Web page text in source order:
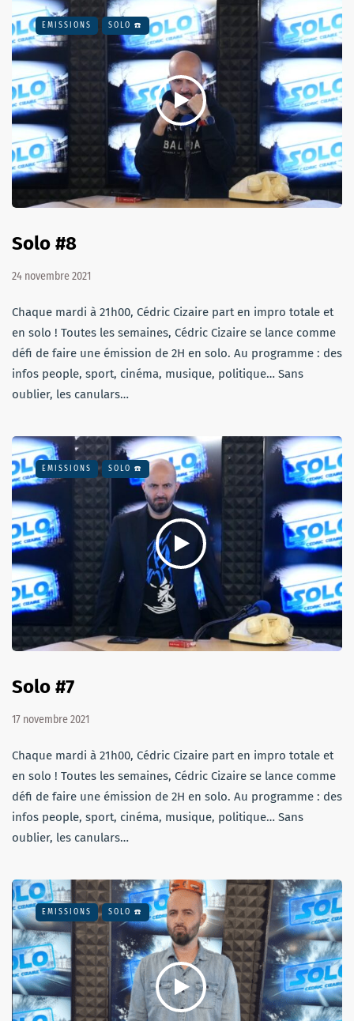
EMISSIONS SOLO ☎️
Solo #8
24 novembre 2021
Chaque mardi à 21h00, Cédric Cizaire part en impro totale et
en solo ! Toutes les semaines, Cédric Cizaire se lance comme
défi de faire une émission de 2H en solo. Au programme : des
infos people, sport, cinéma, musique, politique… Sans
oublier, les canulars…
EMISSIONS SOLO ☎️
Solo #7
17 novembre 2021
Chaque mardi à 21h00, Cédric Cizaire part en impro totale et
en solo ! Toutes les semaines, Cédric Cizaire se lance comme
défi de faire une émission de 2H en solo. Au programme : des
infos people, sport, cinéma, musique, politique… Sans
oublier, les canulars…
EMISSIONS SOLO ☎️